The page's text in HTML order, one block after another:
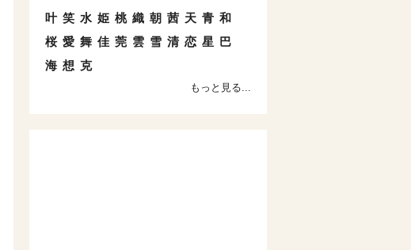
叶 笑 水 姫 桃 織 朝 茜 天 青 和
桜 愛 舞 佳 莞 雲 雪 清 恋 星 巴
海 想 克
もっと見る...